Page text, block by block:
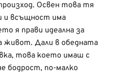
Освен това тя
и всъщност има
я прави идеална за
живот. Дали в обедната
това което имаш с
бодрост, по-малко